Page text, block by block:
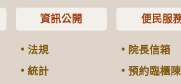
資訊公開
法規
統計
便民服
院長信箱
預約臨櫃